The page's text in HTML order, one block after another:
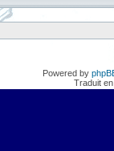
Powered by
Traduit